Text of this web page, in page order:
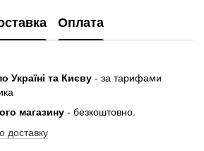
Оплата
та Києву - за тарифами
магазину - безкоштовно.
доставку